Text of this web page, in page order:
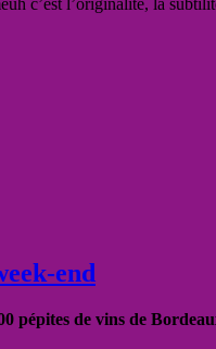
end
pépites de vins de